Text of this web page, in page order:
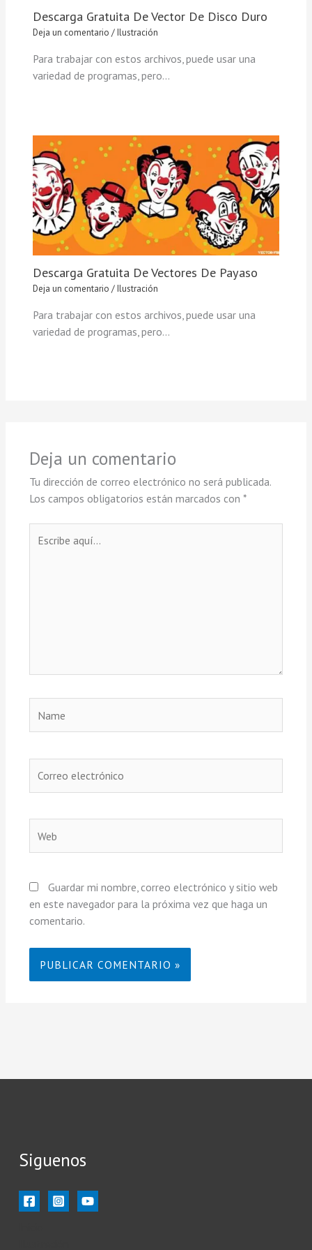
Descarga Gratuita De Vector De Disco Duro
Deja un comentario /Ilustración
Para trabajar con estos archivos, puede usar una
variedad de programas, pero…
Descarga Gratuita De Vectores De Payaso
Deja un comentario /Ilustración
Para trabajar con estos archivos, puede usar una
variedad de programas, pero…
Deja un comentario
Tu dirección de correo electrónico no será publicada.
Los campos obligatorios están marcados con *
aquí...
electrónico
Guardar mi nombre, correo electrónico y sitio web
en este navegador para la próxima vez que haga un
comentario.
Siguenos